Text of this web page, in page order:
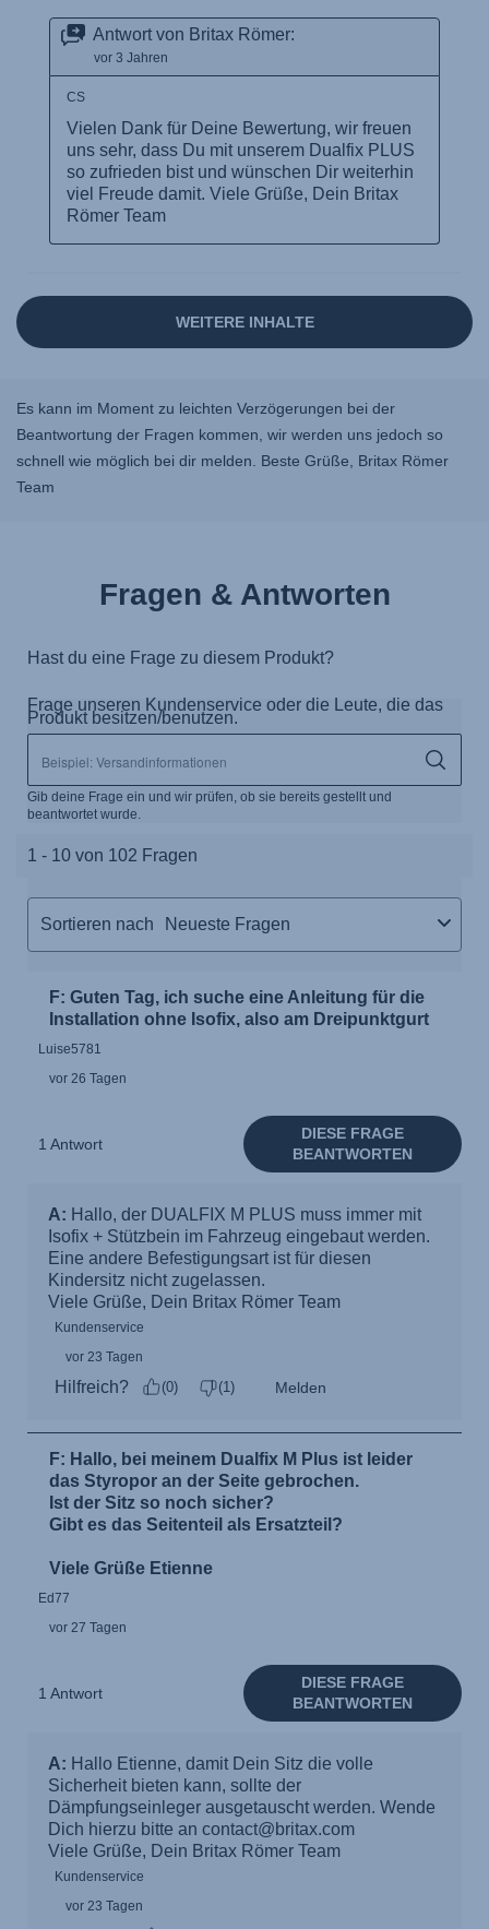
Es kann im Moment zu leichten Verzögerungen bei der
Beantwortung der Fragen kommen, wir werden uns jedoch so
schnell wie möglich bei dir melden. Beste Grüße, Britax Römer
Team
Fragen & Antworten